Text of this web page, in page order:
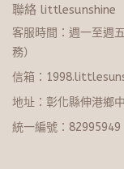
聯絡 littlesunshine
客服時間：週一至週
務）
信箱：
地址：彰化縣伸港鄉
統一編號：82995949